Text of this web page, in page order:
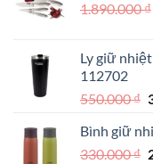
1.890.000₫
Ly giữ
112702
550.000₫
Bình giữ
330.000₫